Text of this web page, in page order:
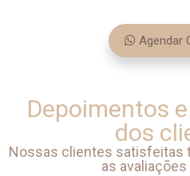
Agendar
Depoimentos
dos
Nossas clientes satisfeitas
as avaliações